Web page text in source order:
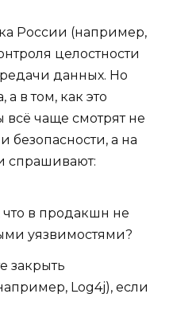
России (например,
целостности
данных. Но
а в том, как это
всё чаще смотрят не
безопасности, а на
спрашивают:
что в продакшн не
уязвимостями?
закрыть
Log4j), если